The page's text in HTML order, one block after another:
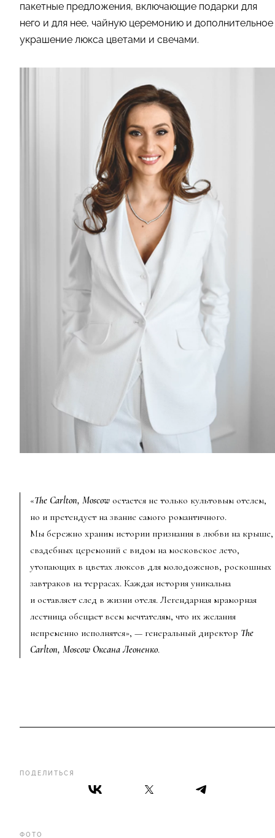
ПОДЕЛИТЬСЯ
ФОТО
пакетные предложения, включающие подарки для
него и для нее, чайную церемонию и дополнительное
украшение люкса цветами и свечами.
«The Carlton, Moscow остается не только культовым отелем,
но и претендует на звание самого романтичного.
Мы бережно храним истории признания в любви на крыше,
свадебных церемоний с видом на московское лето,
утопающих в цветах люксов для молодоженов, роскошных
завтраков на террасах. Каждая история уникальна
и оставляет след в жизни отеля. Легендарная мраморная
лестница обещает всем мечтателям, что их желания
непременно исполнятся», — генеральный директор The
Carlton, Moscow Оксана Леоненко.